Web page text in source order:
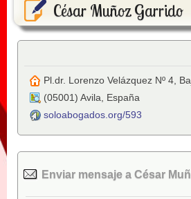
César Muñoz Garrido
Pl.dr. Lorenzo Velázquez Nº 4,
(05001) Avila
España
soloabogados.org/593
Enviar mensaje a César